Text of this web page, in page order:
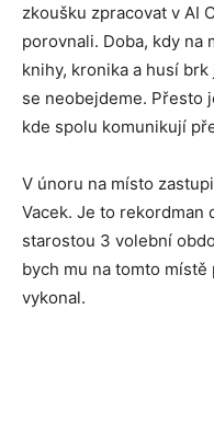
zkoušku zpracovat v AI
porovnali. Doba, kdy na
knihy, kronika a husí
se neobejdeme. Přesto
kde spolu komunikují
V únoru na místo
Vacek. Je to rekordman
starostou 3 volební
bych mu na tomto
vykonal.